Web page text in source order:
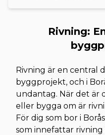
Rivning:
Rivning är en central
byggprojekt, och i
undantag. När det är
eller bygga om är
För dig som bor i
som innefattar